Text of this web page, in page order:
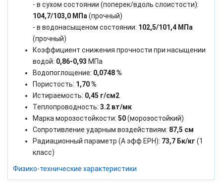
- в сухом состоянии (поперек/вдоль слоистости):
104,7/103,0 МПа (прочный)
- в водонасыщеном состоянии: 102,5/101,4 МПа
(прочный)
Коэффициент снижения прочности при насыщении
водой: 0,86-0,93 МПа
Водопоглощение: 0,0748 %
Пористость: 1,70 %
Истираемость: 0,45 г/см2
Теплопроводность: 3.2 вт/мк
Марка морозостойкости: 50(морозостойкий)
Сопротивление ударным воздействиям: 87,5 см
Радиационный параметр (А эфф ЕРН): 73,7 Бк/кг (1
класс)
Физико-технические характеристики